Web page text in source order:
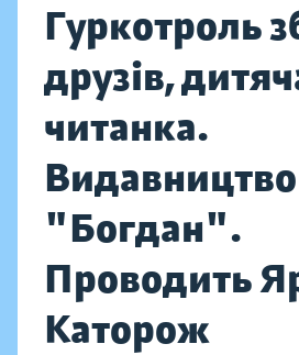
Гуркотроль
друзів,
читанка.
Видавництво
"Богдан".
Проводить
Каторож